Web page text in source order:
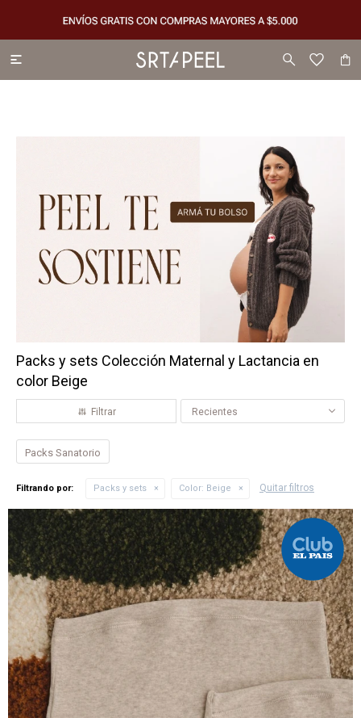

Packs y sets Colección Maternal y Lactancia en
color Beige
Recientes
Packs Sanatorio
Filtrando por: Packs y sets Color: Beige Quitar filtros